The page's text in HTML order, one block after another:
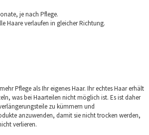
je nach Pflege.
Haare verlaufen in gleicher Richtung.
Pflege als Ihr eigenes Haar. Ihr echtes Haar erhält
was bei Haarteilen nicht möglich ist. Es ist daher
zu kümmern und
anzuwenden, damit sie nicht trocken werden,
verlieren.